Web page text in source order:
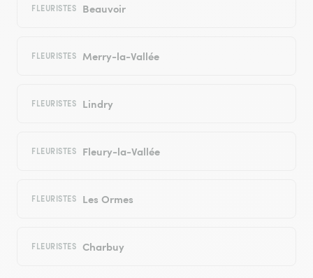
FLEURISTES Beauvoir
FLEURISTES Merry-la-Vallée
FLEURISTES Lindry
FLEURISTES Fleury-la-Vallée
FLEURISTES Les Ormes
FLEURISTES Charbuy